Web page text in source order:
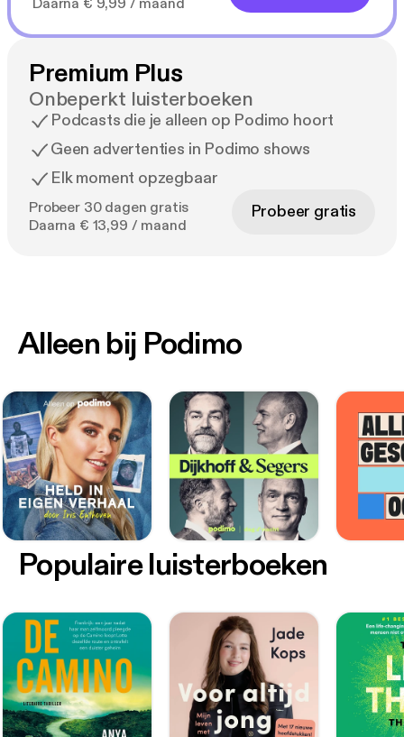
Daarna € 9,99 / maand
Premium Plus
Onbeperkt luisterboeken
Podcasts die je alleen op Podimo hoort
Geen advertenties in Podimo shows
Elk moment opzegbaar
Probeer 30 dagen gratis
Daarna € 13,99 / maand
Probeer gratis
Alleen bij Podimo
Populaire luisterboeken